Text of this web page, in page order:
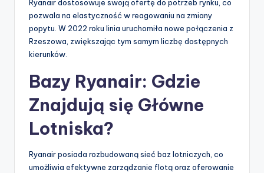
Ryanair dostosowuje swoją ofertę do potrzeb rynku, co
pozwala na elastyczność w reagowaniu na zmiany
popytu. W 2022 roku linia uruchomiła nowe połączenia z
Rzeszowa, zwiększając tym samym liczbę dostępnych
kierunków.
Bazy Ryanair: Gdzie
Znajdują się Główne
Lotniska?
Ryanair posiada rozbudowaną sieć baz lotniczych, co
umożliwia efektywne zarządzanie flotą oraz oferowanie